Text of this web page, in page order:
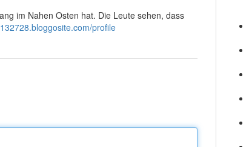
im Nahen Osten hat. Die Leute sehen, dass
profile